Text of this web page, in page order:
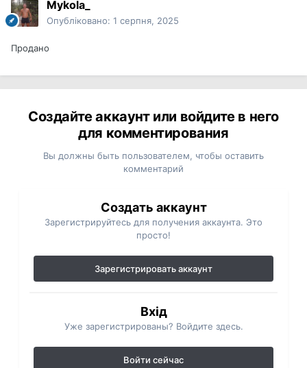
Mykola_
Опубліковано: 1 серпня, 2025
Продано
Создайте аккаунт или войдите в него
для комментирования
Вы должны быть пользователем, чтобы оставить
комментарий
Создать аккаунт
Зарегистрируйтесь для получения аккаунта. Это
просто!
Зарегистрировать аккаунт
Вхід
Уже зарегистрированы? Войдите здесь.
Войти сейчас